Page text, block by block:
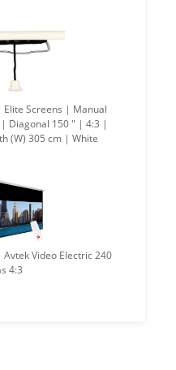
Diagonal 150 " | 4:3 |
(W) 305 cm | White
4:3